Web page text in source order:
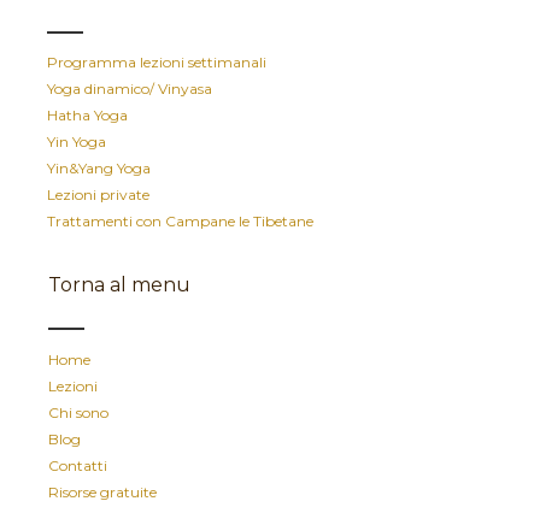
Programma lezioni settimanali
Yoga dinamico/ Vinyasa
Hatha Yoga
Yin Yoga
Yin&Yang Yoga
Lezioni private
Trattamenti con Campane le Tibetane
Torna al menu
Home
Lezioni
Chi sono
Blog
Contatti
Risorse gratuite